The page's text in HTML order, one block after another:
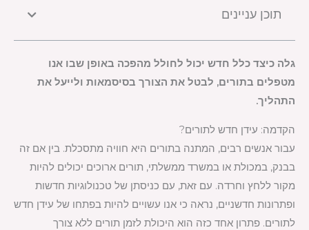
תוכן עניינים
גלה כיצד כלל חדש יכול לחולל מהפכה באופן שבו אנו
מטפלים בתורים, לבטל את הצורך בסיסמאות ולייעל את
התהליך.
הקדמה: עידן חדש לתורים?
עבור אנשים רבים, המתנה בתורים היא חוויה מתסכלת. בין אם זה
בבנק, במכולת או במשרד ממשלתי, תורים ארוכים יכולים להיות
מקור ללחץ וחרדה. עם זאת, עם כניסתן של טכנולוגיות חדשות
ופתרונות חדשניים, נראה כי אנו עשויים להיות בפתחו של עידן חדש
לתורים. פתרון אחד כזה הוא היכולת לזמן תורים ללא צורך